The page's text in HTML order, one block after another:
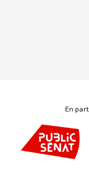
En